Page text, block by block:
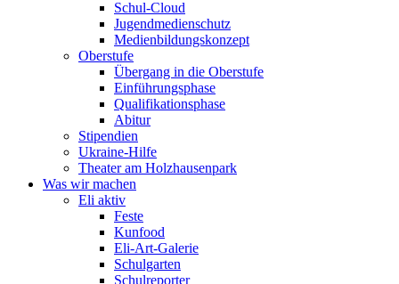
Schul-Cloud
Jugendmedienschutz
Medienbildungskonzept
Oberstufe
Übergang in die Oberstufe
Einführungsphase
Qualifikationsphase
Abitur
Stipendien
Ukraine-Hilfe
Theater am Holzhausenpark
Was wir machen
Eli aktiv
Feste
Kunfood
Eli-Art-Galerie
Schulgarten
Schulreporter